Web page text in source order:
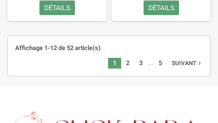
DÉTAILS DÉTAILS
Affichage 1-12 de 52 article(s)
1 2 3 … 5 SUIVANTnavigate_next